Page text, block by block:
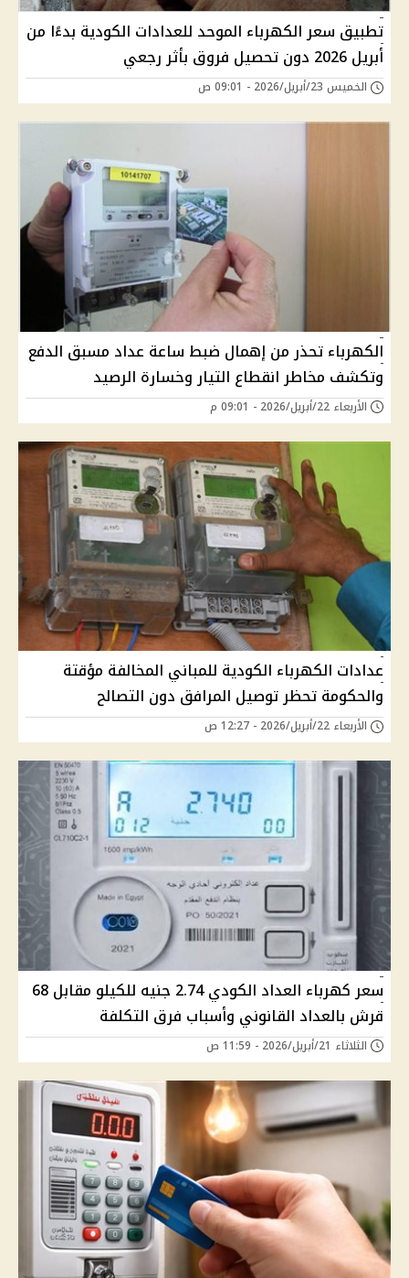
تطبيق سعر الكهرباء الموحد للعدادات الكودية بدءًا من
أبريل 2026 دون تحصيل فروق بأثر رجعي
الخميس 23/أبريل/2026 - 09:01 ص
الكهرباء تحذر من إهمال ضبط ساعة عداد مسبق الدفع
وتكشف مخاطر انقطاع التيار وخسارة الرصيد
الأربعاء 22/أبريل/2026 - 09:01 م
عدادات الكهرباء الكودية للمباني المخالفة مؤقتة
والحكومة تحظر توصيل المرافق دون التصالح
الأربعاء 22/أبريل/2026 - 12:27 ص
سعر كهرباء العداد الكودي 2.74 جنيه للكيلو مقابل 68
قرش بالعداد القانوني وأسباب فرق التكلفة
الثلاثاء 21/أبريل/2026 - 11:59 ص